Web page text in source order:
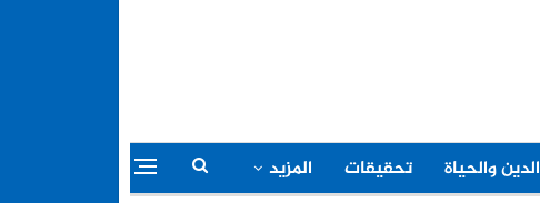
الدين والحياة تحقيقات المزيد